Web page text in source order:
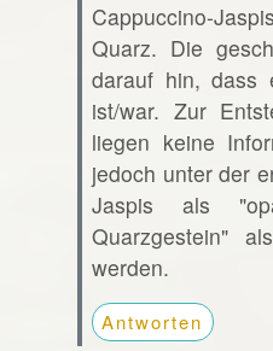
Cappuccino-
Quarz. Die
darauf hin, dass
ist/war. Zur
liegen keine
jedoch unter der
Jaspis als
Quarzgestein"
werden.
Antworten